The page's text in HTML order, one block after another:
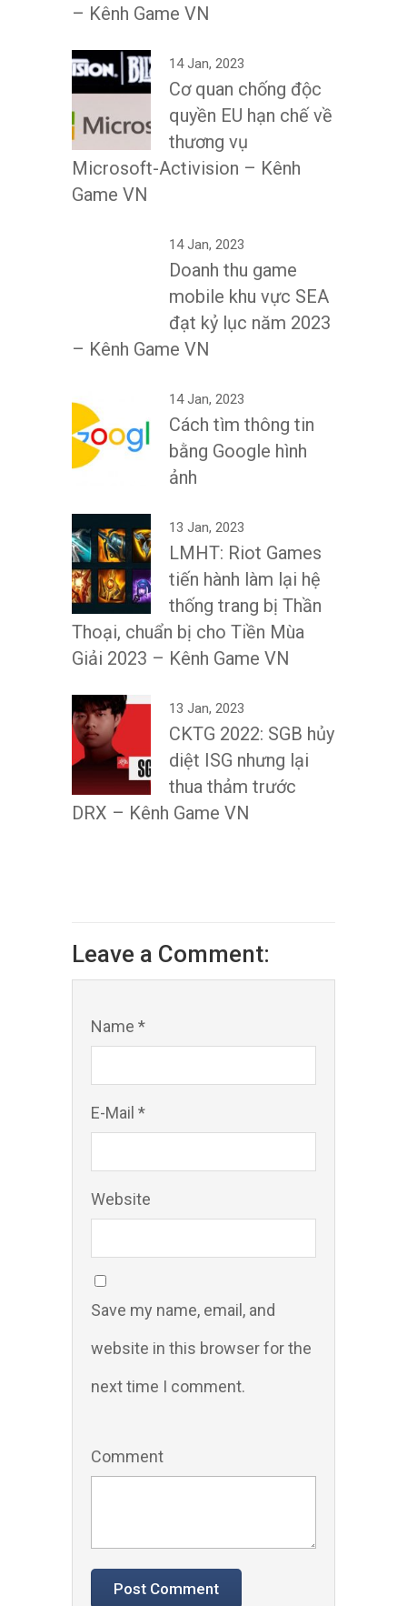
– Kênh Game VN
14 Jan, 2023
Cơ quan chống độc
quyền EU hạn chế về
thương vụ
Microsoft-Activision – Kênh
Game VN
14 Jan, 2023
Doanh thu game
mobile khu vực SEA
đạt kỷ lục năm 2023
– Kênh Game VN
14 Jan, 2023
Cách tìm thông tin
bằng Google hình
ảnh
13 Jan, 2023
LMHT: Riot Games
tiến hành làm lại hệ
thống trang bị Thần
Thoại, chuẩn bị cho Tiền Mùa
Giải 2023 – Kênh Game VN
13 Jan, 2023
CKTG 2022: SGB hủy
diệt ISG nhưng lại
thua thảm trước
DRX – Kênh Game VN
Leave a Comment:
Name *
E-Mail *
Website
Save my name, email, and
website in this browser for the
next time I comment.
Comment